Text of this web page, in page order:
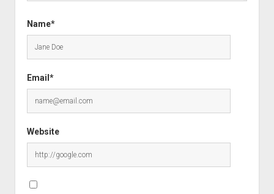
Name*
Email*
Website